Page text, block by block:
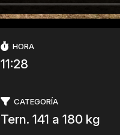
HORA
11:28
CATEGORÍA
Tern. 141 a 180 kg